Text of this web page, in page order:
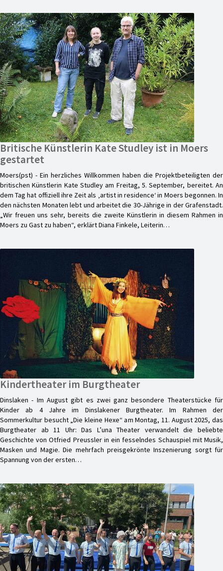
Britische Künstlerin Kate Studley ist in Moers
gestartet
Moers(pst) - Ein herzliches Willkommen haben die Projektbeteiligten der
britischen Künstlerin Kate Studley am Freitag, 5. September, bereitet. An
dem Tag hat offiziell ihre Zeit als ‚artist in residence‘ in Moers begonnen. In
den nächsten Monaten lebt und arbeitet die 30-Jährige in der Grafenstadt.
„Wir freuen uns sehr, bereits die zweite Künstlerin in diesem Rahmen in
Moers zu Gast zu haben“, erklärt Diana Finkele, Leiterin…
Kindertheater im Burgtheater
Dinslaken - Im August gibt es zwei ganz besondere Theaterstücke für
Kinder ab 4 Jahre im Dinslakener Burgtheater. Im Rahmen der
Sommerkultur besucht „Die kleine Hexe“ am Montag, 11. August 2025, das
Burgtheater ab 11 Uhr: Das L’una Theater verwandelt die beliebte
Geschichte von Otfried Preussler in ein fesselndes Schauspiel mit Musik,
Masken und Magie. Die mehrfach preisgekrönte Inszenierung sorgt für
Spannung von der ersten…